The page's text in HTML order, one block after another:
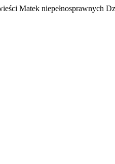
Matek niepełnosprawnych